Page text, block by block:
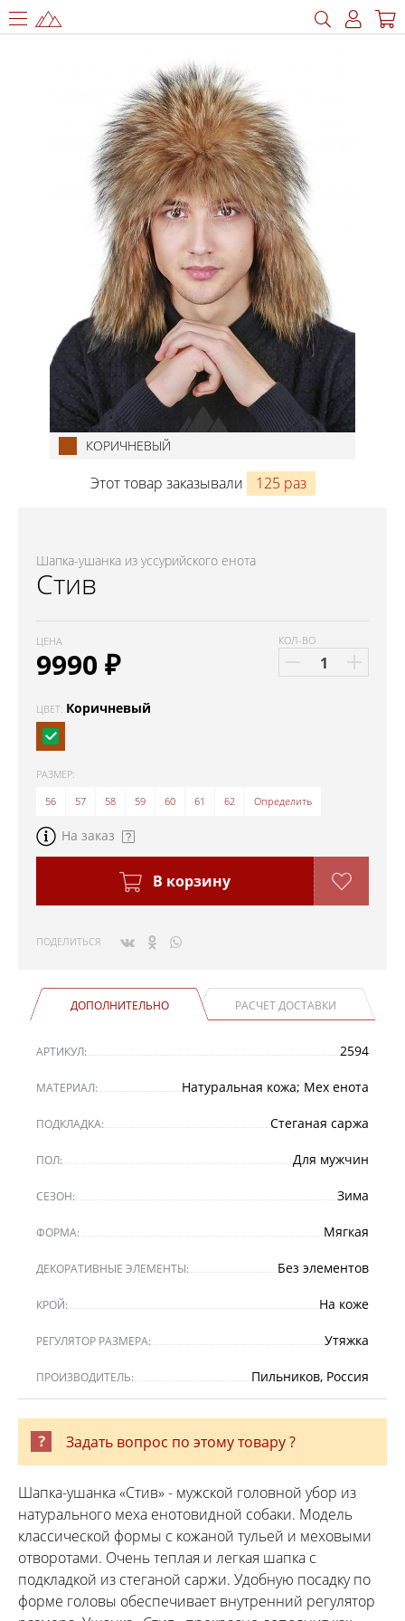
КОРИЧНЕВЫЙ
Этот товар заказывали 125 раз
Шапка-ушанка из уссурийского енота
Стив
ЦЕНА
9990 ₽
КОЛ-ВО
ЦВЕТ: Коричневый
РАЗМЕР:
56
57 58 59 60 61 62 Определить
На заказ
В корзину
ПОДЕЛИТЬСЯ
ДОПОЛНИТЕЛЬНО РАСЧЕТ ДОСТАВКИ
АРТИКУЛ: 2594
МАТЕРИАЛ: Натуральная кожа; Мех енота
ПОДКЛАДКА: Стеганая саржа
ПОЛ: Для мужчин
СЕЗОН: Зима
ФОРМА: Мягкая
ДЕКОРАТИВНЫЕ ЭЛЕМЕНТЫ: Без элементов
КРОЙ: На коже
РЕГУЛЯТОР РАЗМЕРА: Утяжка
ПРОИЗВОДИТЕЛЬ: Пильников, Россия
Задать вопрос по этому товару ?
Шапка-ушанка «Стив» - мужской головной убор из
натурального меха енотовидной собаки. Модель
классической формы с кожаной тульей и меховыми
отворотами. Очень теплая и легкая шапка с
подкладкой из стеганой саржи. Удобную посадку по
форме головы обеспечивает внутренний регулятор